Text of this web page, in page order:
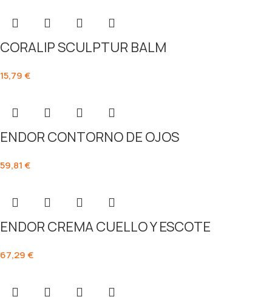
CORALIP SCULPTUR BALM
15,79€
ENDOR CONTORNO DE OJOS
59,81€
ENDOR CREMA CUELLO Y ESCOTE
67,29€